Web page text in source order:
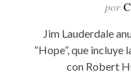
por
Jim Lauderdale
“Hope”, que
con Robert